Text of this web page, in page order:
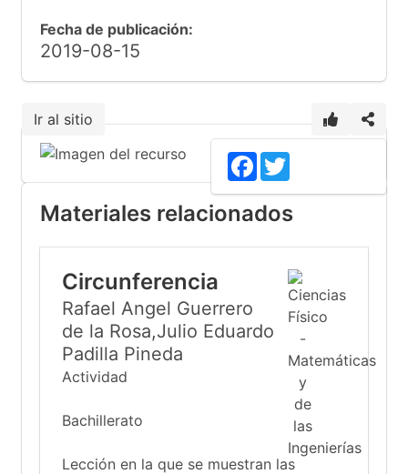
Fecha de publicación:
2019-08-15
Ir al sitio
Facebook
Materiales relacionados
Circunferencia
Rafael Angel Guerrero
de la Rosa,Julio Eduardo
Padilla Pineda
Actividad
Bachillerato
Lección en la que se muestran las